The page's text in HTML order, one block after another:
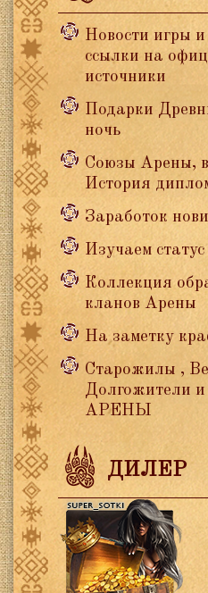
Новости игры
ссылки на
источники
Подарки
ночь
Союзы Арены,
История
Заработок
Изучаем статус
Коллекция
кланов Арены
На заметку
Старожилы ,
Долгожители
АРЕНЫ
ДИЛЕР